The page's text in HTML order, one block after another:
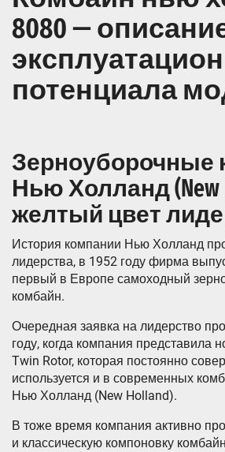
8080 —
потенциала
Зерноуборочные
Нью Холланд (New
желтый цвет
История компании Нью Холланд
лидерства, в 1952 году фирма
первый в Европе самоходный
комбайн.
Очередная заявка на лидерство
году, когда компания представила
Twin Rotor, которая постоянно
используется и в современных
Нью Холланд (New Holland).
В тоже время компания активно
и классическую компоновку